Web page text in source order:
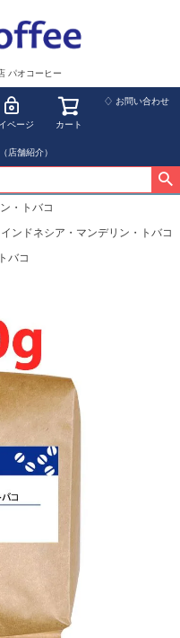
パオコーヒー
ページ カート
♢ お問い合わせ
店舗紹介）
・トバコ
インドネシア・マンデリン・トバコ
バコ